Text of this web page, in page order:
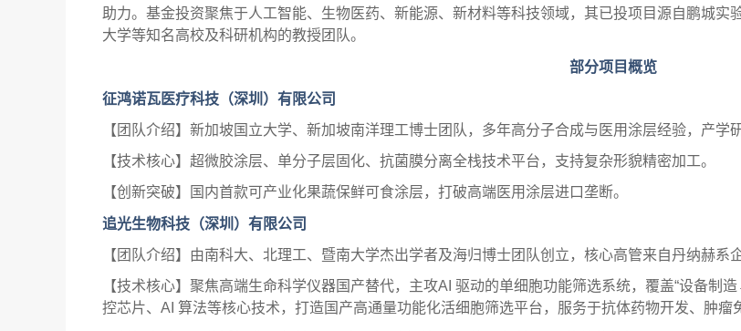
助力。基金投资聚焦于人工智能、生物医药、新能源、新材料等科技领域，其已投项目源自鹏城
大学等知名高校及科研机构的教授团队。
部分项目概览
征鸿诺瓦医疗科技（深圳）有限公司
【团队介绍】新加坡国立大学、新加坡南洋理工博士团队，多年高分子合成与医用涂层经验，产学
【技术核心】超微胶涂层、单分子层固化、抗菌膜分离全栈技术平台，支持复杂形貌精密加工。
【创新突破】国内首款可产业化果蔬保鲜可食涂层，打破高端医用涂层进口垄断。
追光生物科技（深圳）有限公司
【团队介绍】由南科大、北理工、暨南大学杰出学者及海归博士团队创立，核心高管来自丹纳赫系
【技术核心】聚焦高端生命科学仪器国产替代，主攻AI 驱动的单细胞功能筛选系统，覆盖“设备
控芯片、AI 算法等核心技术，打造国产高通量功能化活细胞筛选平台，服务于抗体药物开发、肿瘤